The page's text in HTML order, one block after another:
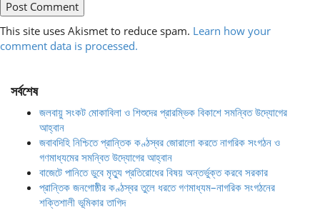
This site uses Akismet to reduce spam. Learn how your
comment data is processed.
সর্বশেষ
জলবায়ু সংকট মোকাবিলা ও শিশুদের প্রারম্ভিক বিকাশে সমন্বিত উদ্যোগের
আহ্বান
জবাবদিহি নিশ্চিতে প্রান্তিক কণ্ঠস্বর জোরালো করতে নাগরিক সংগঠন ও
গণমাধ্যমের সমন্বিত উদ্যোগের আহ্বান
বাজেটে পানিতে ডুবে মৃত্যু প্রতিরোধের বিষয় অন্তর্ভুক্ত করবে সরকার
প্রান্তিক জনগোষ্ঠীর কণ্ঠস্বর তুলে ধরতে গণমাধ্যম–নাগরিক সংগঠনের
শক্তিশালী ভূমিকার তাগিদ